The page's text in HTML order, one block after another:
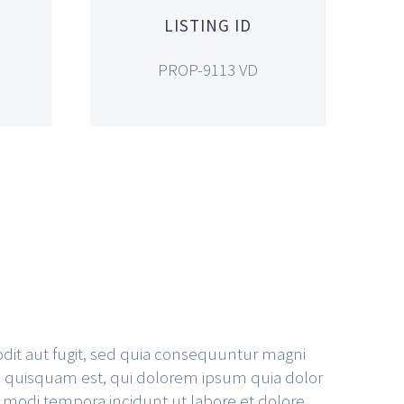
LISTING ID
PROP-9113 VD
aut fugit, sed quia consequuntur magni
est, qui dolorem ipsum quia dolor